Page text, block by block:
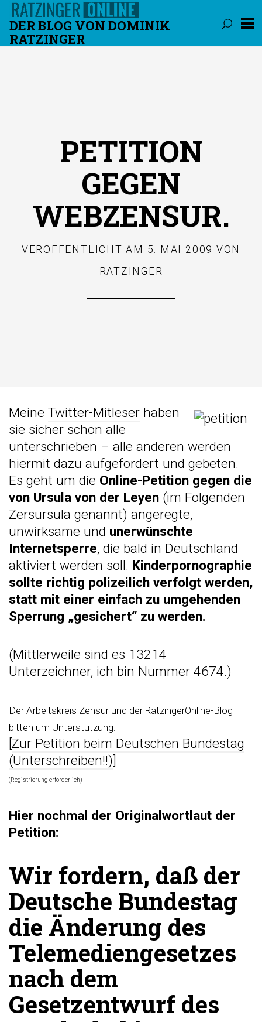
DER BLOG VON DOMINIK
RATZINGER
PETITION
GEGEN
WEBZENSUR.
VERÖFFENTLICHT AM 5. MAI 2009 VON
RATZINGER
Meine Twitter-Mitleser haben
sie sicher schon alle
unterschrieben – alle anderen werden
hiermit dazu aufgefordert und gebeten.
Es geht um die Online-Petition gegen die
von Ursula von der Leyen (im Folgenden
Zersursula genannt) angeregte,
unwirksame und unerwünschte
Internetsperre, die bald in Deutschland
aktiviert werden soll. Kinderpornographie
sollte richtig polizeilich verfolgt werden,
statt mit einer einfach zu umgehenden
Sperrung „gesichert“ zu werden.
(Mittlerweile sind es 13214
Unterzeichner, ich bin Nummer 4674.)
Der Arbeitskreis Zensur und der RatzingerOnline-Blog
bitten um Unterstützung:
[Zur Petition beim Deutschen Bundestag
(Unterschreiben!!)]
(Registrierung erforderlich)
Hier nochmal der Originalwortlaut der
Petition:
Wir fordern, daß der
Deutsche Bundestag
die Änderung des
Telemediengesetzes
nach dem
Gesetzentwurf des